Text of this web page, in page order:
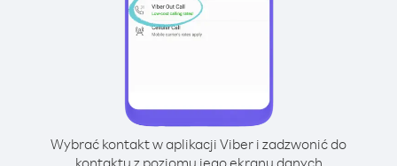
Wybrać kontakt w aplikacji Viber i zadzwonić do
kontaktu z poziomu jego ekranu danych